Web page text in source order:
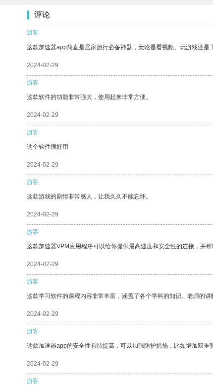
评论
游客
这款加速器app简直是居家旅行必备神器，无论是看视频、玩游戏还是
2024-02-29
游客
这款软件的功能非常强大，使用起来非常方便。
2024-02-29
游客
这个软件很好用
2024-02-29
游客
这款游戏的剧情非常感人，让我久久不能忘怀。
2024-02-29
游客
这款加速器VPM应用程序可以给你提供最高速度和安全性的连接，并帮
2024-02-29
游客
这款学习软件的课程内容非常丰富，涵盖了各个学科的知识。老师的讲
2024-02-29
游客
这款加速器app的安全性有待提高，可以加强防护措施，比如增加双重
2024-02-29
游客